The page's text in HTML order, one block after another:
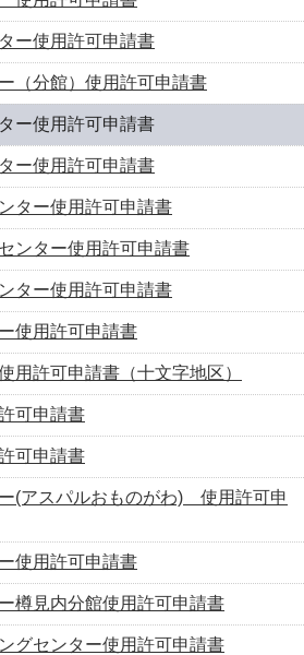
ー使用許可申請書
（分館）使用許可申請書
ー使用許可申請書
ー使用許可申請書
ター使用許可申請書
ンター使用許可申請書
ター使用許可申請書
使用許可申請書
用許可申請書（十文字地区）
可申請書
可申請書
(アスパルおものがわ) 使用許可申
使用許可申請書
樽見内分館使用許可申請書
グセンター使用許可申請書